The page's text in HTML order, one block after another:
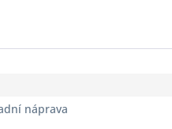
náprava